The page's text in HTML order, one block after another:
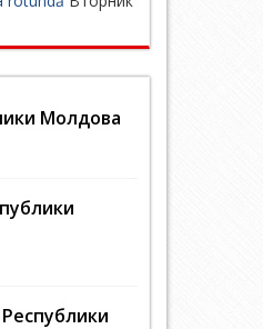
Молдова